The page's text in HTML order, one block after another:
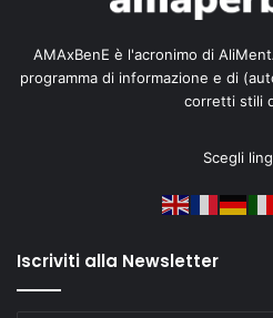
AMAxBenE è l'acronimo di
programma di informazione e di
corretti stili
Scegli
Iscriviti alla Newsletter